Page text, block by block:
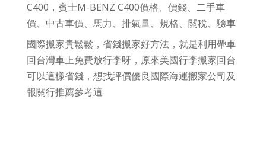
C400，賓士M-BENZ C400價格、價錢、二手車
價、中古車價、馬力、排氣量、規格、關稅、驗車
國際搬家貴鬆鬆，省錢搬家好方法，就是利用帶車
回台灣車上免費放行李呀，原來美國行李搬家回台
可以這樣省錢，想找評價優良國際海運搬家公司及
報關行推薦參考這